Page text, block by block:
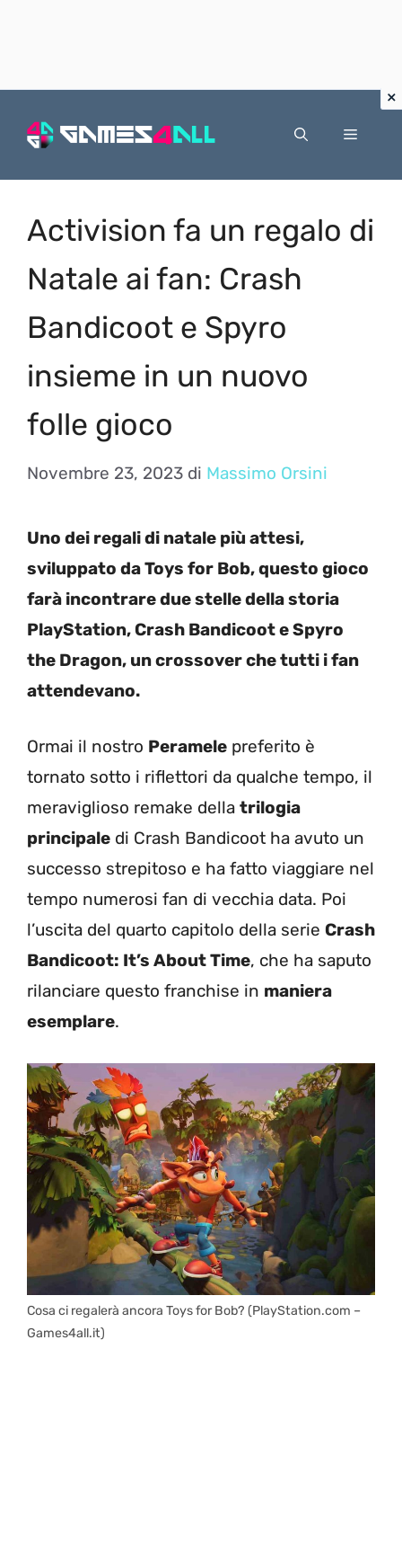
Menu
Activision fa un regalo di
Natale ai fan: Crash
Bandicoot e Spyro
insieme in un nuovo
folle gioco
Novembre 23, 2023 di Massimo Orsini
Uno dei regali di natale più attesi,
sviluppato da Toys for Bob, questo gioco
farà incontrare due stelle della storia
PlayStation, Crash Bandicoot e Spyro
the Dragon, un crossover che tutti i fan
attendevano.
Ormai il nostro Peramele preferito è
tornato sotto i riflettori da qualche tempo, il
meraviglioso remake della trilogia
principale di Crash Bandicoot ha avuto un
successo strepitoso e ha fatto viaggiare nel
tempo numerosi fan di vecchia data. Poi
l’uscita del quarto capitolo della serie Crash
Bandicoot: It’s About Time, che ha saputo
rilanciare questo franchise in maniera
esemplare.
Cosa ci regalerà ancora Toys for Bob? (PlayStation.com –
Games4all.it)